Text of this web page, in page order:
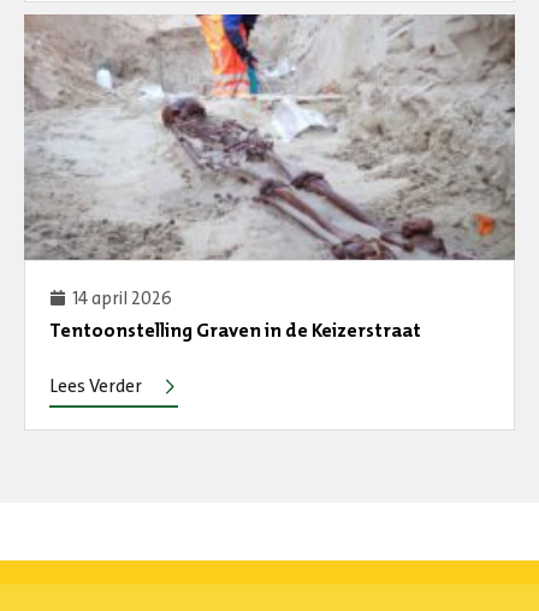
14 april 2026
Tentoonstelling Graven in de Keizerstraat
Lees Verder